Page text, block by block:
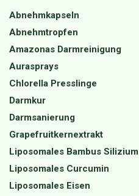
Abnehmkapseln
Abnehmtropfen
Amazonas Darmreinigung
Aurasprays
Chlorella Presslinge
Darmkur
Darmsanierung
Grapefruitkernextrakt
Liposomales Bambus Silizium
Liposomales Curcumin
Liposomales Eisen